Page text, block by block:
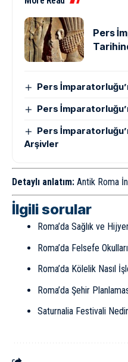
Pers
Pers
Pers
Pers
Arşivler
Detaylı anlatım: Antik Roma
İlgili sorular
Roma’da Sağlık ve
Roma’da Felsefe
Roma’da Kölelik Nasıl
Roma’da Şehir
Saturnalia Festivali